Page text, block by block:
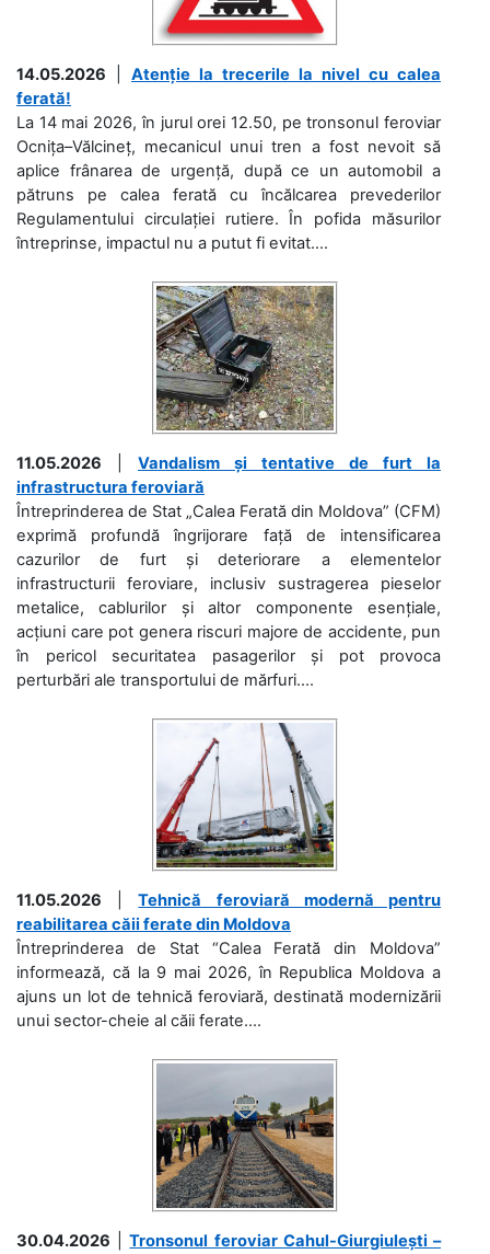
14.05.2026
Atenție la trecerile la nivel cu calea
ferată!
La 14 mai 2026, în jurul orei 12.50, pe tronsonul feroviar
Ocnița–Vălcineț, mecanicul unui tren a fost nevoit să
aplice frânarea de urgență, după ce un automobil a
pătruns pe calea ferată cu încălcarea prevederilor
Regulamentului circulației rutiere. În pofida măsurilor
întreprinse, impactul nu a putut fi evitat....
11.05.2026
Vandalism și tentative de furt la
infrastructura feroviară
Întreprinderea de Stat „Calea Ferată din Moldova” (CFM)
exprimă profundă îngrijorare față de intensificarea
cazurilor de furt și deteriorare a elementelor
infrastructurii feroviare, inclusiv sustragerea pieselor
metalice, cablurilor și altor componente esențiale,
acțiuni care pot genera riscuri majore de accidente, pun
în pericol securitatea pasagerilor și pot provoca
perturbări ale transportului de mărfuri....
11.05.2026 |Tehnică feroviară modernă pentru
reabilitarea căii ferate din Moldova
Întreprinderea de Stat “Calea Ferată din Moldova”
informează, că la 9 mai 2026, în Republica Moldova a
ajuns un lot de tehnică feroviară, destinată modernizării
unui sector-cheie al căii ferate....
30.04.2026 |Tronsonul feroviar Cahul-Giurgiulești –